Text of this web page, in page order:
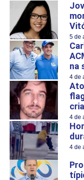
5 de
na
4 de
4 de
4 de